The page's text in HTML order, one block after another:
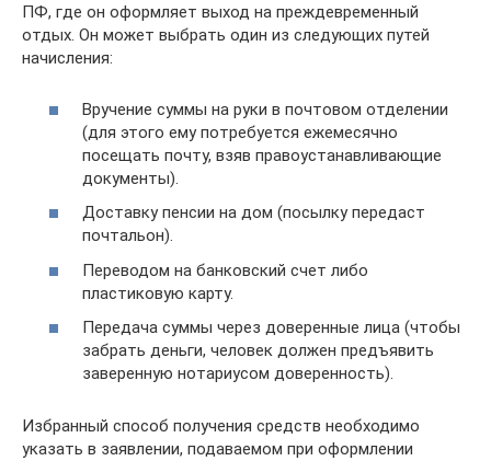
ПФ, где он оформляет выход на преждевременный
отдых. Он может выбрать один из следующих путей
начисления:
Вручение суммы на руки в почтовом отделении
(для этого ему потребуется ежемесячно
посещать почту, взяв правоустанавливающие
документы).
Доставку пенсии на дом (посылку передаст
почтальон).
Переводом на банковский счет либо
пластиковую карту.
Передача суммы через доверенные лица (чтобы
забрать деньги, человек должен предъявить
заверенную нотариусом доверенность).
Избранный способ получения средств необходимо
указать в заявлении, подаваемом при оформлении